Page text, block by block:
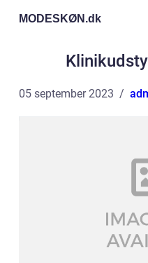
MODESKØN.dk
05 september 2023